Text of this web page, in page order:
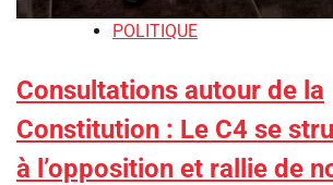
POLITIQUE
Consultations autour de la
Constitution : Le C4 se
à l’opposition et rallie de